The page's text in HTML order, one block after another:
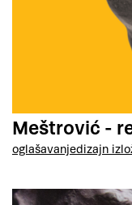
Meštrović -
oglašavanjedizajn